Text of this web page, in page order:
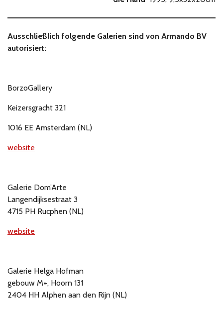
Ausschließlich folgende Galerien sind von Armando BV
autorisiert:
BorzoGallery
Keizersgracht 321
1016 EE Amsterdam (NL)
website
Galerie Dom’Arte
Langendijksestraat 3
4715 PH Rucphen (NL)
website
Galerie Helga Hofman
gebouw M+, Hoorn 131
2404 HH Alphen aan den Rijn (NL)